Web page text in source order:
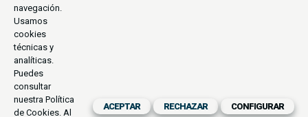
Viajes alternativos a Vietnam
CONTACTO
C/Antoni Maria Claret, 111-113 (Barcelona)
exode@exode.es
navegación.
Usamos
cookies
técnicas y
analíticas.
Puedes
consultar
nuestra Política
de Cookies. Al
ACEPTAR RECHAZAR CONFIGURAR